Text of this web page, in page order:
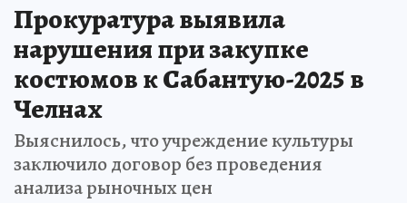
Прокуратура выявила
нарушения при закупке
костюмов к Сабантую-2025 в
Челнах
Выяснилось, что учреждение культуры
заключило договор без проведения
анализа рыночных цен